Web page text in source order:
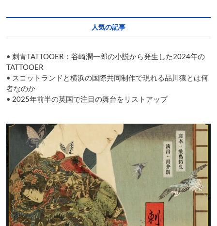
ン
シ
ェ
イ
ク
ピ
ン
キ
ン
グ
人気の記事
•刺青TATTOOER：谷崎潤一郎の小説から発生した2024年の
TATTOOER
• スコットランドと横浜の国際共同制作で現れる品川猿とは何
者なのか
• 2025年前半の英国で注目の舞台をリストアップ